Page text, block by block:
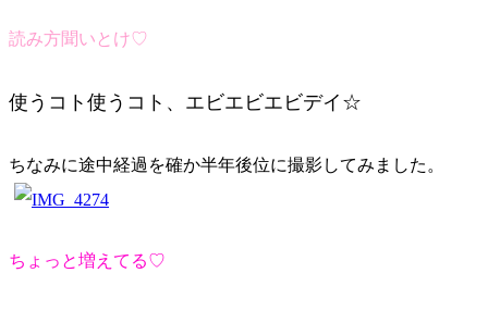
読み方聞いとけ♡
使うコト使うコト、エビエビエビデイ☆
ちなみに途中経過を確か半年後位に撮影してみました。
ちょっと増えてる♡